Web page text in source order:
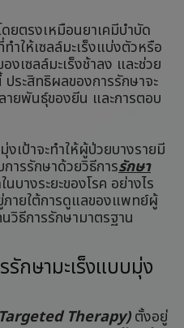
ดยตรงเหมือนยาเคมีบำบัด
ให้เซลล์มะเร็งแบ่งตัวหรือ
งเซลล์มะเร็งช้าลง และช่วย
ระสิทธิผลของการรักษาจะ
ายพันธุ์ของยีน และการตอบ
งเป้าจะทำให้ผู้ป่วยบางรายมี
ารรักษาด้วยวิธีการรักษา
บางระยะของโรค อย่างไร
ายใต้การดูแลของแพทย์ผู้
วิธีการรักษามาตรฐาน
รักษามะเร็งแบบมุ่ง
Therapy)ตั้งอยู่